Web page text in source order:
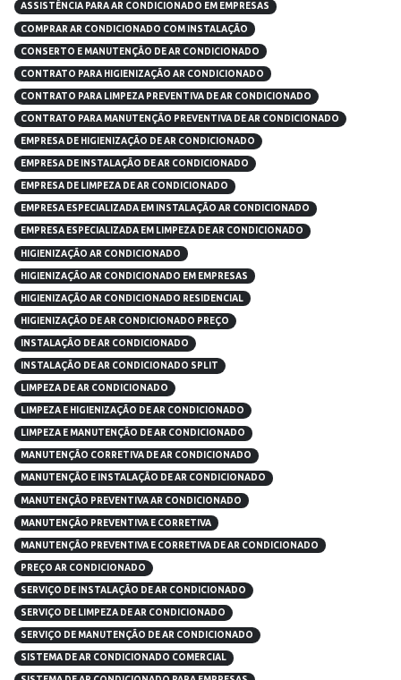
ASSISTÊNCIA PARA AR CONDICIONADO EM EMPRESAS
COMPRAR AR CONDICIONADO COM INSTALAÇÃO
CONSERTO E MANUTENÇÃO DE AR CONDICIONADO
CONTRATO PARA HIGIENIZAÇÃO AR CONDICIONADO
CONTRATO PARA LIMPEZA PREVENTIVA DE AR CONDICIONADO
CONTRATO PARA MANUTENÇÃO PREVENTIVA DE AR CONDICIONADO
EMPRESA DE HIGIENIZAÇÃO DE AR CONDICIONADO
EMPRESA DE INSTALAÇÃO DE AR CONDICIONADO
EMPRESA DE LIMPEZA DE AR CONDICIONADO
EMPRESA ESPECIALIZADA EM INSTALAÇÃO AR CONDICIONADO
EMPRESA ESPECIALIZADA EM LIMPEZA DE AR CONDICIONADO
HIGIENIZAÇÃO AR CONDICIONADO
HIGIENIZAÇÃO AR CONDICIONADO EM EMPRESAS
HIGIENIZAÇÃO AR CONDICIONADO RESIDENCIAL
HIGIENIZAÇÃO DE AR CONDICIONADO PREÇO
INSTALAÇÃO DE AR CONDICIONADO
INSTALAÇÃO DE AR CONDICIONADO SPLIT
LIMPEZA DE AR CONDICIONADO
LIMPEZA E HIGIENIZAÇÃO DE AR CONDICIONADO
LIMPEZA E MANUTENÇÃO DE AR CONDICIONADO
MANUTENÇÃO CORRETIVA DE AR CONDICIONADO
MANUTENÇÃO E INSTALAÇÃO DE AR CONDICIONADO
MANUTENÇÃO PREVENTIVA AR CONDICIONADO
MANUTENÇÃO PREVENTIVA E CORRETIVA
MANUTENÇÃO PREVENTIVA E CORRETIVA DE AR CONDICIONADO
PREÇO AR CONDICIONADO
SERVIÇO DE INSTALAÇÃO DE AR CONDICIONADO
SERVIÇO DE LIMPEZA DE AR CONDICIONADO
SERVIÇO DE MANUTENÇÃO DE AR CONDICIONADO
SISTEMA DE AR CONDICIONADO COMERCIAL